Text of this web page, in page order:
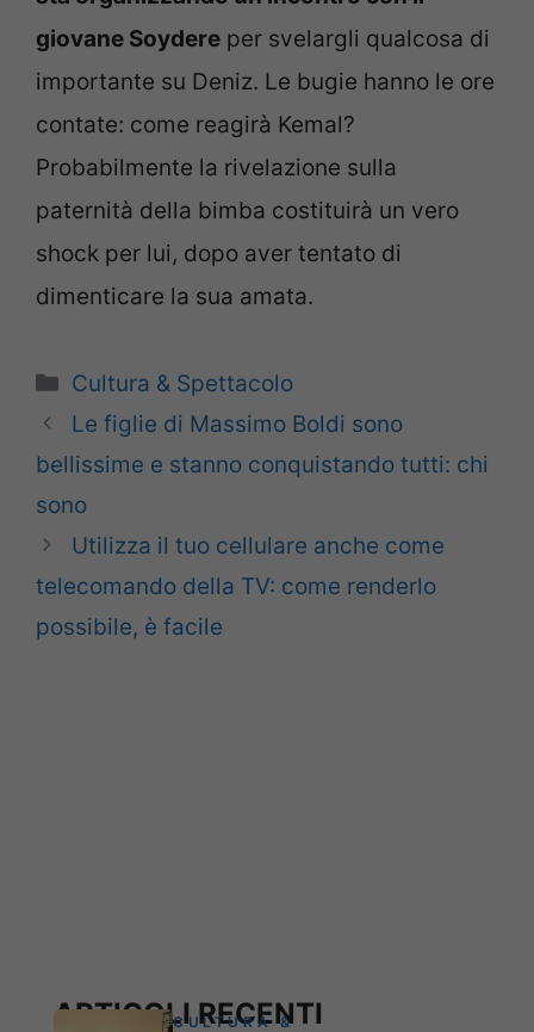
giovane Soydere per svelargli qualcosa di
importante su Deniz. Le bugie hanno le ore
contate: come reagirà Kemal?
Probabilmente la rivelazione sulla
paternità della bimba costituirà un vero
shock per lui, dopo aver tentato di
dimenticare la sua amata.
Categorie
Cultura & Spettacolo
Le figlie di Massimo Boldi sono
bellissime e stanno conquistando tutti: chi
sono
Utilizza il tuo cellulare anche come
telecomando della TV: come renderlo
possibile, è facile
ARTICOLI RECENTI
CULTURA &